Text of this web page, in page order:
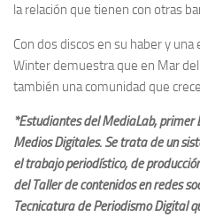
la relación que tienen con otras
Con dos discos en su haber y una
Winter demuestra que en Mar
también una comunidad que
*Estudiantes del MediaLab, primer
Medios Digitales. Se trata de un
el trabajo periodístico, de
del Taller de contenidos en redes
Tecnicatura de Periodismo Digital